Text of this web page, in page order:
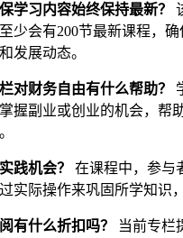
学习内容始终保持最新？
少会有200节最新课程，
发展动态。
对财务自由有什么帮助？
握副业或创业的机会，帮
践机会？
在课程中，参与
实际操作来巩固所学知识
有什么折扣吗？
当前专栏